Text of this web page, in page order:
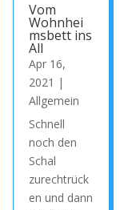
Vom
Wohnhei
msbett ins
All
Apr 16,
2021 |
Allgemein
Schnell
noch den
Schal
zurechtrück
en und dann